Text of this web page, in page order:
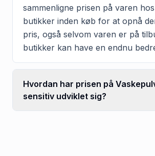
sammenligne prisen på varen
butikker inden køb for at opnå
pris, også selvom varen er på
butikker kan have en endnu
Hvordan har prisen på
sensitiv udviklet sig?